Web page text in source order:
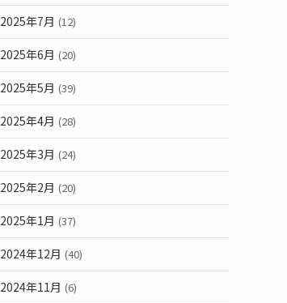
2025年7月 (12)
2025年6月 (20)
2025年5月 (39)
2025年4月 (28)
2025年3月 (24)
2025年2月 (20)
2025年1月 (37)
2024年12月 (40)
2024年11月 (6)